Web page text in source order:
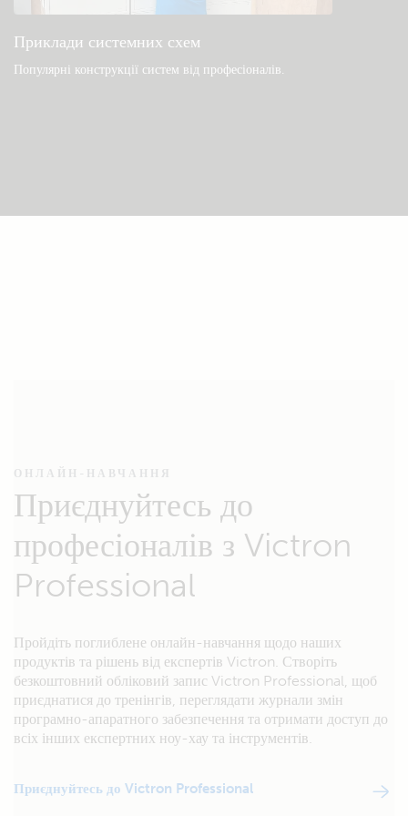
Приклади системних схем
Популярні конструкції систем від професіоналів.
ОНЛАЙН-НАВЧАННЯ
Приєднуйтесь до
професіоналів з Victron
Professional
Пройдіть поглиблене онлайн-навчання щодо наших
продуктів та рішень від експертів Victron. Створіть
безкоштовний обліковий запис Victron Professional, щоб
приєднатися до тренінгів, переглядати журнали змін
програмно-апаратного забезпечення та отримати доступ до
всіх інших експертних ноу-хау та інструментів.
Приєднуйтесь до Victron Professional